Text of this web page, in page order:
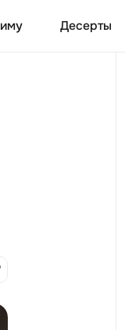
Десерты